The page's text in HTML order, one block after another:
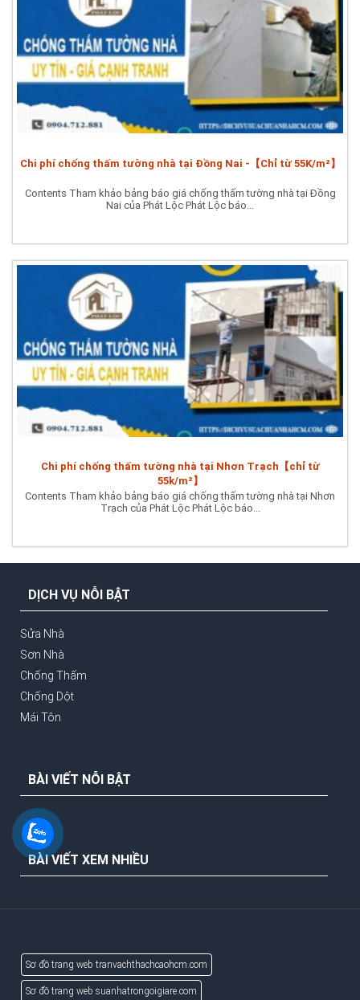
Chi phí chống thấm tường nhà tại Đồng Nai -【Chỉ từ 55K/m²】
Contents Tham khảo bảng báo giá chống thấm tường nhà tại Đồng
Nai của Phát Lộc Phát Lộc báo...
Chi phí chống thấm tường nhà tại Nhơn Trạch【chỉ từ
55k/m²】
Contents Tham khảo bảng báo giá chống thấm tường nhà tại Nhơn
Trạch của Phát Lộc Phát Lộc báo...
DỊCH VỤ NỖI BẬT
Sửa Nhà
Sơn Nhà
Chống Thấm
Chống Dột
Mái Tôn
BÀI VIẾT NỖI BẬT
BÀI VIẾT XEM NHIỀU
Sơ đồ trang web tranvachthachcaohcm.com
Sơ đồ trang web suanhatrongoigiare.com